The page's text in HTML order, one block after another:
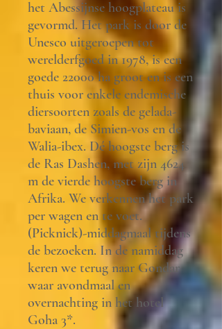
het Abessijnse hoogplateau is
gevormd. Het park is door de
Unesco uitgeroepen tot
werelderfgoed in 1978, is een
goede 22000 ha groot en is een
thuis voor enkele endemische
diersoorten zoals de gelada-
baviaan, de Simien-vos en de
Walia-ibex. Dé hoogste berg is
de Ras Dashen, met zijn 4624
m de vierde hoogste berg in
Afrika. We verkennen het park
per wagen en te voet.
(Picknick)-middagmaal tijdens
de bezoeken. In de namiddag
keren we terug naar Gondar
waar avondmaal en
overnachting in het hotel
Goha 3*.